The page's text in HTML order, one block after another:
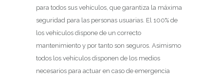
para todos sus vehículos, que garantiza la máxima
seguridad para las personas usuarias. El 100% de
los vehículos dispone de un correcto
mantenimiento y por tanto son seguros. Asimismo
todos los vehículos disponen de los medios
necesarios para actuar en caso de emergencia